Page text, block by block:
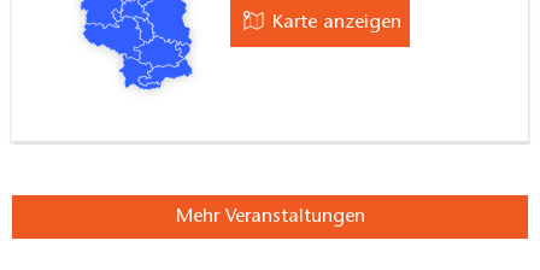
Karte anzeigen
Mehr Veranstaltungen